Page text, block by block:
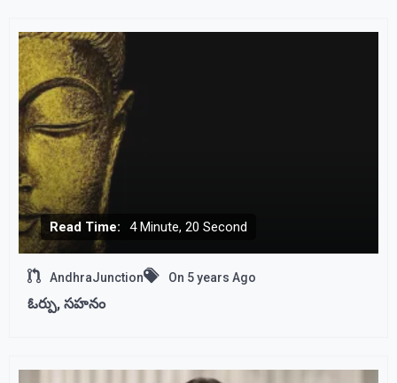
Read Time: 4 Minute, 20 Second
AndhraJunction On 5 years Ago
ఓర్పు, సహనం